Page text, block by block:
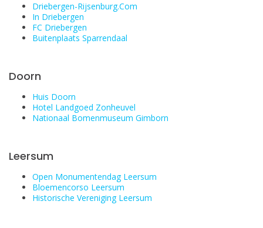
Driebergen-Rijsenburg.Com
In Driebergen
FC Driebergen
Buitenplaats Sparrendaal
Doorn
Huis Doorn
Hotel Landgoed Zonheuvel
Nationaal Bomenmuseum Gimborn
Leersum
Open Monumentendag Leersum
Bloemencorso Leersum
Historische Vereniging Leersum